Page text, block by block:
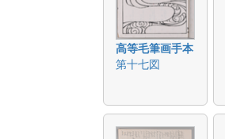
高等毛筆画手本
第十七図